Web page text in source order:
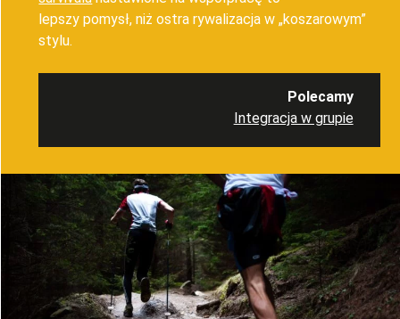
lepszypomysł, niż ostra rywalizacja w „koszarowym”
stylu.
Polecamy
Integracja w grupie